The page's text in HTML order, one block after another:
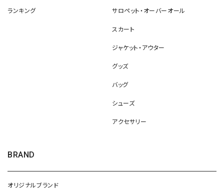
ランキング サロペット・オーバーオール
スカート
ジャケット・アウター
グッズ
バッグ
シューズ
アクセサリー
BRAND
オリジナルブランド